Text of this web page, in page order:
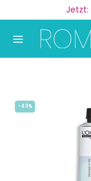
Jetzt:
-40%